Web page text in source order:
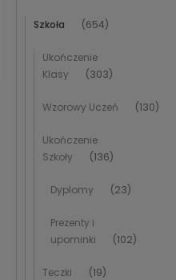
Szkoła (654)
Ukończenie
Klasy
(303)
Wzorowy Uczeń (130)
Ukończenie
Szkoły
(136)
Dyplomy (23)
Prezenty i
upominki
(102)
Teczki (19)